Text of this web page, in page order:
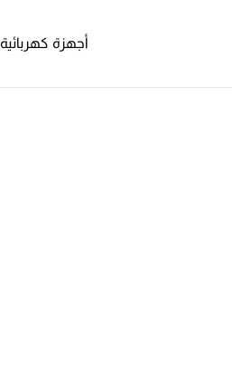
أجهزة كهربائية